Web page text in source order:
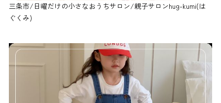
三条市/日曜だけの小さなおうちサロン/親子サロンhug-kumi(は
ぐくみ)